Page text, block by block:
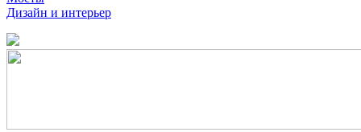
Дизайн и интерьер